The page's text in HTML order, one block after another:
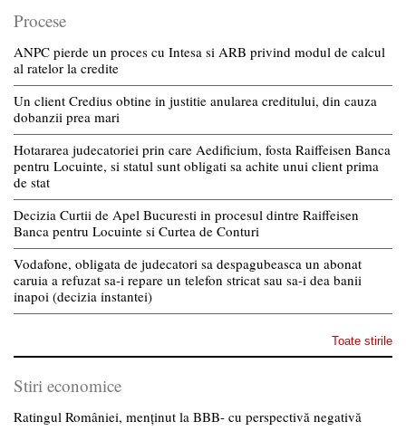
Procese
ANPC pierde un proces cu Intesa si ARB privind modul de calcul
al ratelor la credite
Un client Credius obtine in justitie anularea creditului, din cauza
dobanzii prea mari
Hotararea judecatoriei prin care Aedificium, fosta Raiffeisen Banca
pentru Locuinte, si statul sunt obligati sa achite unui client prima
de stat
Decizia Curtii de Apel Bucuresti in procesul dintre Raiffeisen
Banca pentru Locuinte si Curtea de Conturi
Vodafone, obligata de judecatori sa despagubeasca un abonat
caruia a refuzat sa-i repare un telefon stricat sau sa-i dea banii
inapoi (decizia instantei)
Toate stirile
Stiri economice
Ratingul României, menținut la BBB- cu perspectivă negativă